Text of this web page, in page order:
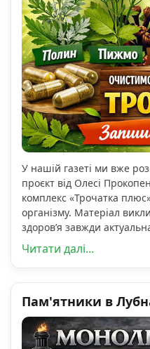
У нашій газеті ми вже
проєкт від Олесі
комплекс «Трочатка
організму. Матеріал
здоров’я завжди
Читати далі...
Пам'ятники в